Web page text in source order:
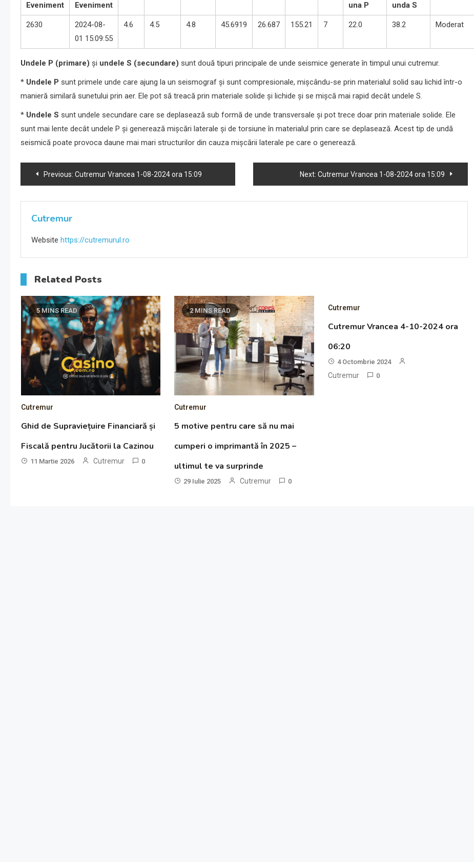
Eveniment
Eveniment
una P
unda S
2630
2024-08-
01 15:09:55
4.6 4.5 4.8 45.6919 26.687 155.21 7 22.0 38.2 Moderat
Undele P (primare) și undele S (secundare) sunt două tipuri principale de unde seismice generate în timpul unui cutremur.
* Undele P sunt primele unde care ajung la un seismograf și sunt compresionale, mișcându-se prin materialul solid sau lichid într-o
manieră similară sunetului prin aer. Ele pot să treacă prin materiale solide și lichide și se mișcă mai rapid decât undele S.
* Undele S sunt undele secundare care se deplasează sub formă de unde transversale și pot trece doar prin materiale solide. Ele
sunt mai lente decât undele P și generează mișcări laterale și de torsiune în materialul prin care se deplasează. Acest tip de undă
seismică poate provoca daune mai mari structurilor din cauza mișcării laterale pe care o generează.
Navigare
în
articole
Previous: Cutremur Vrancea 1-08-2024 ora 15:09 Next: Cutremur Vrancea 1-08-2024 ora 15:09
Cutremur
Website https://cutremurul.ro
Related Posts
5 MINS READ
Cutremur
Ghid de Supraviețuire Financiară și
Fiscală pentru Jucătorii la Cazinou
11 Martie 2026 Cutremur 0
2 MINS READ
Cutremur
5 motive pentru care să nu mai
cumperi o imprimantă în 2025 –
ultimul te va surprinde
29 Iulie 2025 Cutremur 0
Cutremur
Cutremur Vrancea 4-10-2024 ora
06:20
4 Octombrie 2024
Cutremur 0